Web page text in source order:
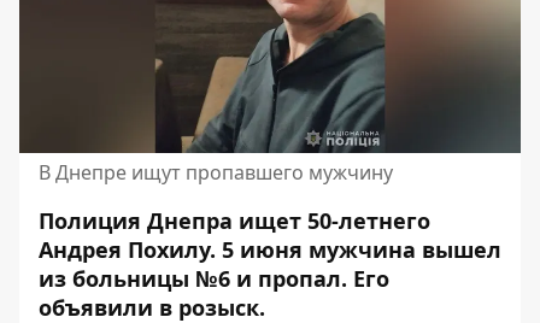
В Днепре ищут пропавшего мужчину
Полиция Днепра ищет 50-летнего
Андрея Похилу. 5 июня мужчина вышел
из больницы №6 и пропал. Его
объявили в розыск.